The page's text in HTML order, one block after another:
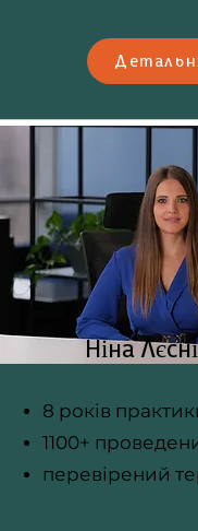
Ніна
8 років
1100+
перевірений